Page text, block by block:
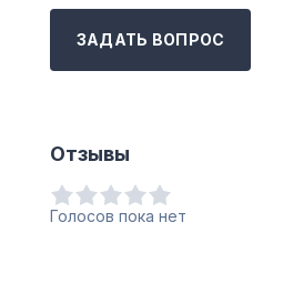
ЗАДАТЬ ВОПРОС
Отзывы
Голосов пока нет